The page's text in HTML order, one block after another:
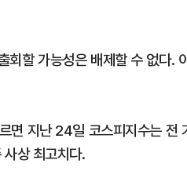
회할 가능성은 배제할 수 없
면 지난 24일 코스피지수는
상 최고치다.